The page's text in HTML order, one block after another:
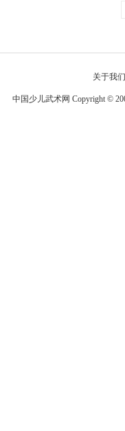
关于我们
中国少儿武术网 Copyright ©